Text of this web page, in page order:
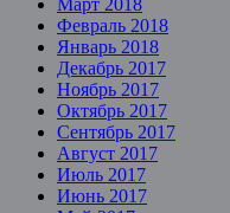
Февраль 2018
Январь 2018
Декабрь 2017
Ноябрь 2017
Октябрь 2017
Сентябрь 2017
Август 2017
Июль 2017
Июнь 2017